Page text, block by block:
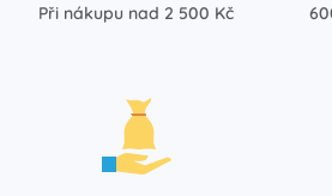
Při nákupu nad 2 500 Kč